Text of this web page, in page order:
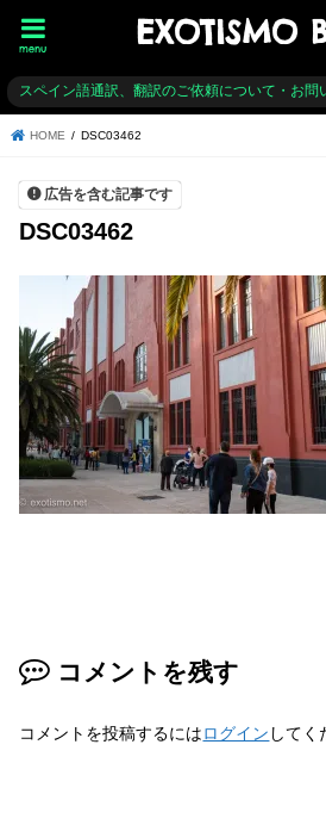
EXOTISMO
menu
スペイン語通訳、翻訳のご依頼について・お問
HOME DSC03462
広告を含む記事です
DSC03462
コメントを残す
コメントを投稿するにはログイン してく